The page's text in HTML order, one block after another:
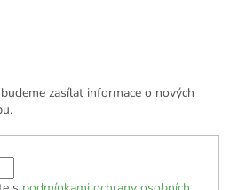
zasílat informace o nových